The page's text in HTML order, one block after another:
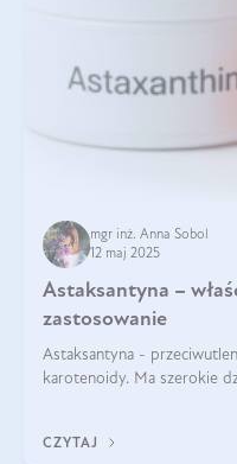
mgr inż. Anna Sobol
12 maj 2025
Astaksantyna –
zastosowanie
Astaksantyna -
karotenoidy. Ma szerokie
CZYTAJ